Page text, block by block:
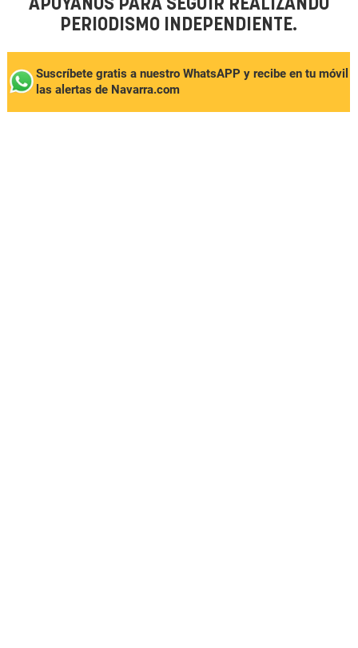
APÓYANOS PARA SEGUIR REALIZANDO
PERIODISMO INDEPENDIENTE.
Suscríbete gratis a nuestro WhatsAPP y recibe en tu móvil
las alertas de Navarra.com